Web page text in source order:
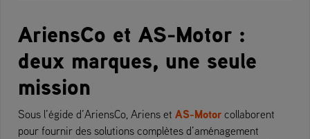
AriensCo et AS-Motor :
deux marques, une seule
mission
Sous l’égide d’AriensCo, Ariens et AS-Motor collaborent
pour fournir des solutions complètes d’aménagement